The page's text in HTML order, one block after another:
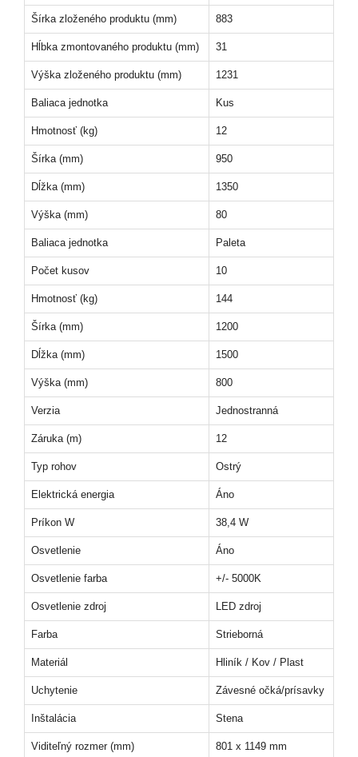
Šírka zloženého produktu (mm) 883
Hĺbka zmontovaného produktu (mm) 31
Výška zloženého produktu (mm) 1231
Baliaca jednotka Kus
Hmotnosť (kg) 12
Šírka (mm) 950
Dĺžka (mm) 1350
Výška (mm) 80
Baliaca jednotka Paleta
Počet kusov 10
Hmotnosť (kg) 144
Šírka (mm) 1200
Dĺžka (mm) 1500
Výška (mm) 800
Verzia Jednostranná
Záruka (m) 12
Typ rohov Ostrý
Elektrická energia Áno
Príkon W 38,4 W
Osvetlenie Áno
Osvetlenie farba +/- 5000K
Osvetlenie zdroj LED zdroj
Farba Strieborná
Materiál Hliník / Kov / Plast
Uchytenie Závesné očká/prísavky
Inštalácia Stena
Viditeľný rozmer (mm) 801 x 1149 mm